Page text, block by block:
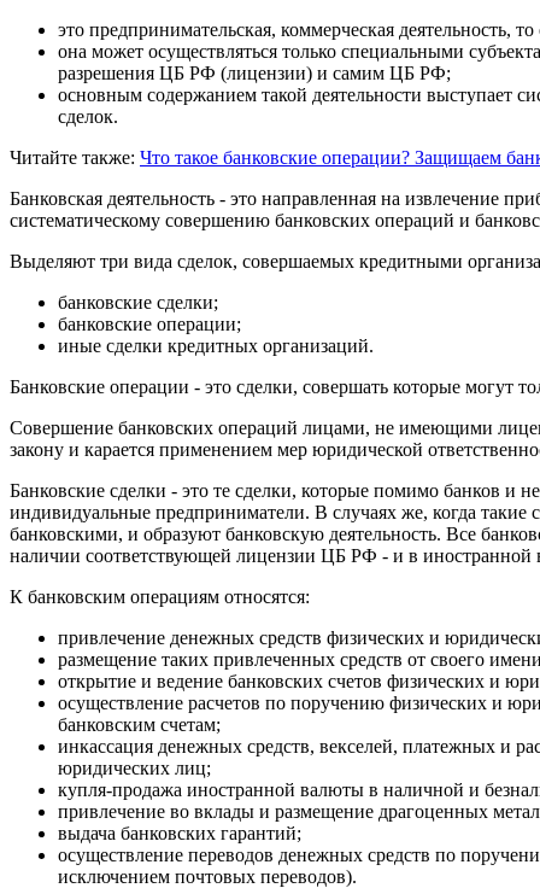
это предпринимательская, коммерческая деятельность,
она может осуществляться только специальными
разрешения ЦБ РФ (лицензии) и самим ЦБ РФ;
основным содержанием такой деятельности выступает
сделок.
Читайте также: Что такое банковские операции? Защищаем
Банковская деятельность - это направленная на извлечение
систематическому совершению банковских операций и
Выделяют три вида сделок, совершаемых кредитными
банковские сделки;
банковские операции;
иные сделки кредитных организаций.
Банковские операции - это сделки, совершать которые могут
Совершение банковских операций лицами, не имеющими
закону и карается применением мер юридической
Банковские сделки - это те сделки, которые помимо банков и
индивидуальные предприниматели. В случаях же, когда
банковскими, и образуют банковскую деятельность. Все
наличии соответствующей лицензии ЦБ РФ - и в иностранной
К банковским операциям относятся:
привлечение денежных средств физических и
размещение таких привлеченных средств от своего
открытие и ведение банковских счетов физических и
осуществление расчетов по поручению физических и
банковским счетам;
инкассация денежных средств, векселей, платежных и
юридических лиц;
купля-продажа иностранной валюты в наличной и
привлечение во вклады и размещение драгоценных
выдача банковских гарантий;
осуществление переводов денежных средств по
исключением почтовых переводов).